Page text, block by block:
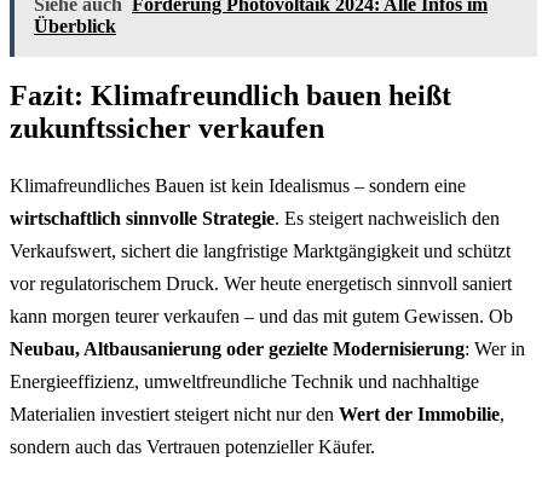
Überblick
Fazit: Klimafreundlich bauen heißt
zukunftssicher verkaufen
Klimafreundliches Bauen ist kein Idealismus – sondern eine
wirtschaftlich sinnvolle Strategie. Es steigert nachweislich den
Verkaufswert, sichert die langfristige Marktgängigkeit und schützt
vor regulatorischem Druck. Wer heute energetisch sinnvoll saniert
kann morgen teurer verkaufen – und das mit gutem Gewissen. Ob
Neubau, Altbausanierung oder gezielte Modernisierung: Wer in
Energieeffizienz, umweltfreundliche Technik und nachhaltige
Materialien investiert steigert nicht nur den Wert der Immobilie,
sondern auch das Vertrauen potenzieller Käufer.